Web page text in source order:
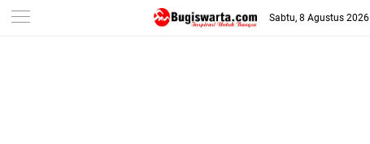
-->
Sabtu, 8 Agustus 2026